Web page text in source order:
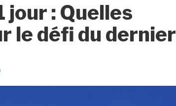
jour : Quelles
le défi du dernier